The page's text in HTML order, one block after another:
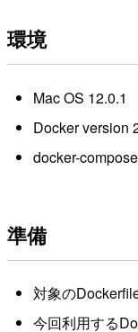
環境
Mac OS 12.0.1
Docker version
docker-
準備
対象の
今回利用する